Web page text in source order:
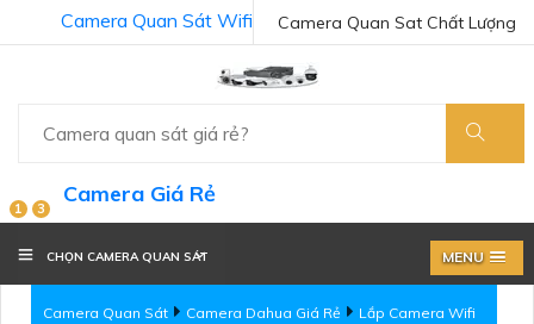
Camera Quan Sat Chất Lượng
Camera Quan Sát Wifi
1 3
Camera Giá Rẻ
CHỌN CAMERA QUAN SÁT MENU
Camera Quan Sát Camera Dahua Giá Rẻ
Lắp Camera Wifi